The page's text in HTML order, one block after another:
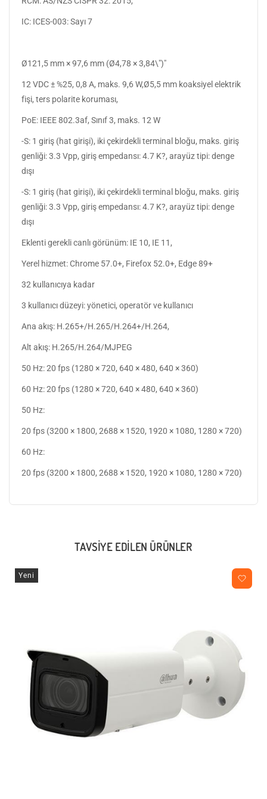
IC: ICES-003: Sayı 7
Ø121,5 mm × 97,6 mm (Ø4,78 × 3,84\")"
12 VDC ± %25, 0,8 A, maks. 9,6 W,Ø5,5 mm koaksiyel elektrik
fişi, ters polarite koruması,
PoE: IEEE 802.3af, Sınıf 3, maks. 12 W
-S: 1 giriş (hat girişi), iki çekirdekli terminal bloğu, maks. giriş
genliği: 3.3 Vpp, giriş empedansı: 4.7 K?, arayüz tipi: denge
dışı
-S: 1 giriş (hat girişi), iki çekirdekli terminal bloğu, maks. giriş
genliği: 3.3 Vpp, giriş empedansı: 4.7 K?, arayüz tipi: denge
dışı
Eklenti gerekli canlı görünüm: IE 10, IE 11,
Yerel hizmet: Chrome 57.0+, Firefox 52.0+, Edge 89+
32 kullanıcıya kadar
3 kullanıcı düzeyi: yönetici, operatör ve kullanıcı
Ana akış: H.265+/H.265/H.264+/H.264,
Alt akış: H.265/H.264/MJPEG
50 Hz: 20 fps (1280 × 720, 640 × 480, 640 × 360)
60 Hz: 20 fps (1280 × 720, 640 × 480, 640 × 360)
50 Hz:
20 fps (3200 × 1800, 2688 × 1520, 1920 × 1080, 1280 × 720)
60 Hz:
20 fps (3200 × 1800, 2688 × 1520, 1920 × 1080, 1280 × 720)
TAVSIYE EDILEN ÜRÜNLER
Yeni